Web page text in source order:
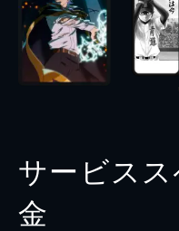
サービス
金